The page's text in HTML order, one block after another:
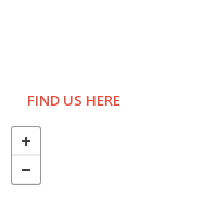
FIND US HERE